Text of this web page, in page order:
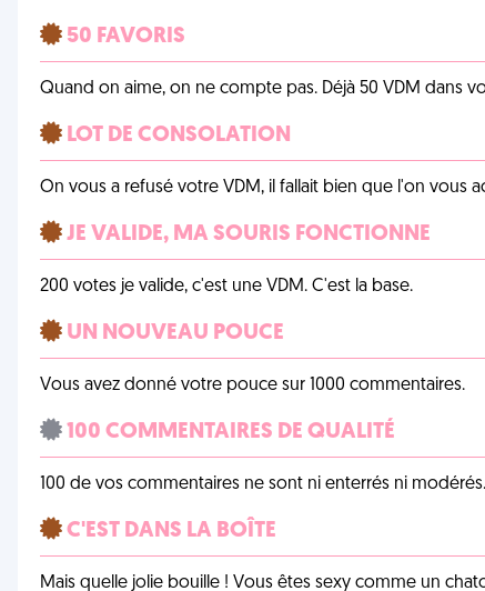
50 FAVORIS
Quand on aime, on ne compte pas. Déjà 50 VDM dans
LOT DE CONSOLATION
On vous a refusé votre VDM, il fallait bien que l'on vous
JE VALIDE, MA SOURIS FONCTIONNE
200 votes je valide, c'est une VDM. C'est la base.
UN NOUVEAU POUCE
Vous avez donné votre pouce sur 1000 commentaires.
100 COMMENTAIRES DE QUALITÉ
100 de vos commentaires ne sont ni enterrés ni
C'EST DANS LA BOÎTE
Mais quelle jolie bouille ! Vous êtes sexy comme un